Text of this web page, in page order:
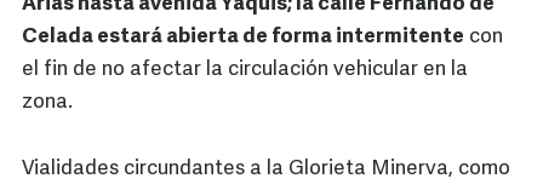
Arias hasta avenida Yaquis; la calle Fernando de
Celada estará abierta de forma intermitente con
el fin de no afectar la circulación vehicular en la
zona.
Vialidades circundantes a la Glorieta Minerva, como